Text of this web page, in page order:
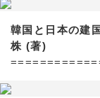
韓国と日本の
株 (著)